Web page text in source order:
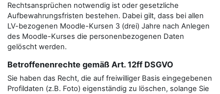
Rechtsansprüchen notwendig ist oder gesetzliche
Aufbewahrungsfristen bestehen. Dabei gilt, dass bei allen
LV-bezogenen Moodle-Kursen 3 (drei) Jahre nach Anlegen
des Moodle-Kurses die personenbezogenen Daten
gelöscht werden.
Betroffenenrechte gemäß Art. 12ff DSGVO
Sie haben das Recht, die auf freiwilliger Basis eingegebenen
Profildaten (z.B. Foto) eigenständig zu löschen, solange Sie